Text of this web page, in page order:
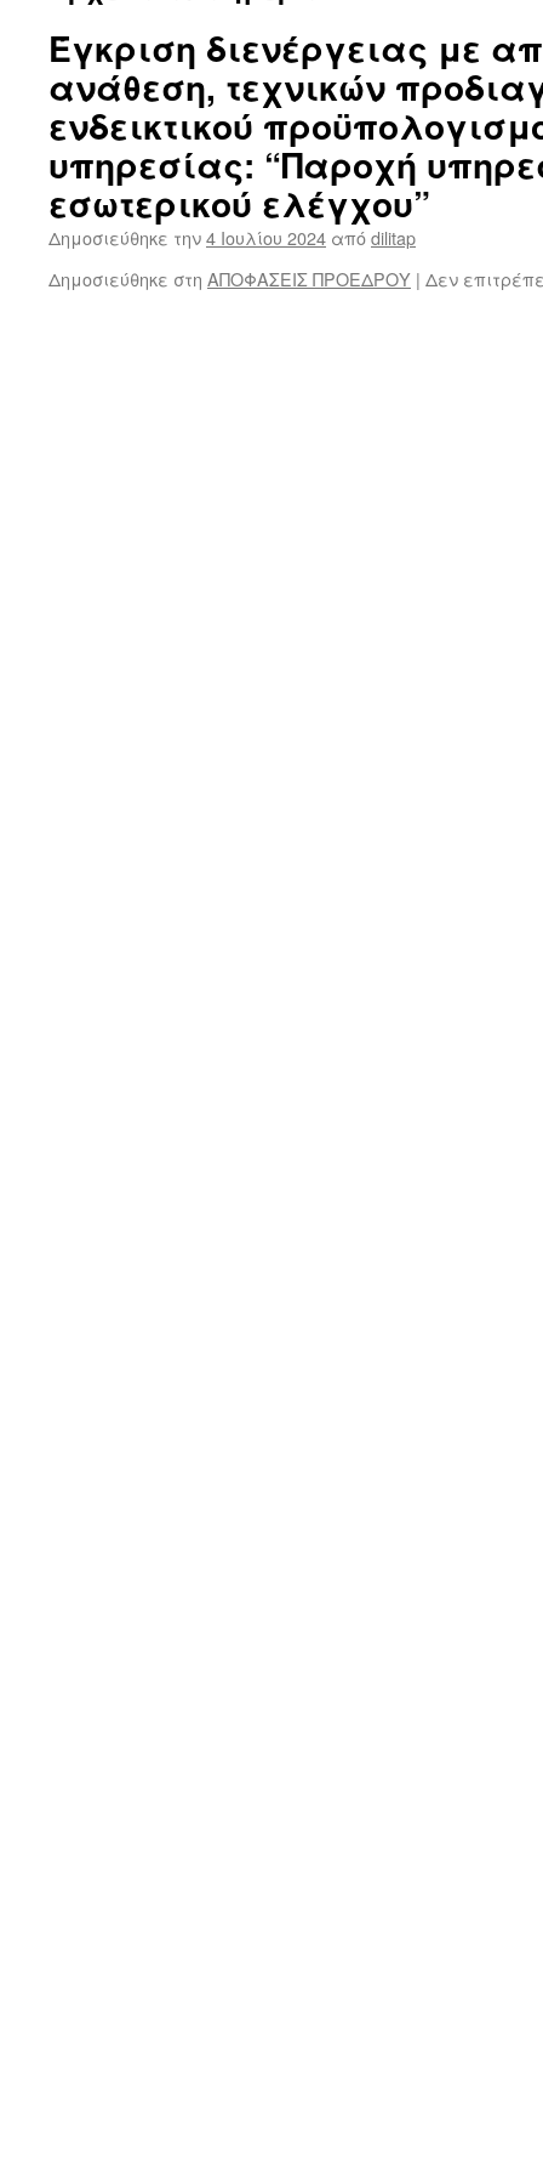
Έγκριση διενέργειας με
ανάθεση, τεχνικών
ενδεικτικού
υπηρεσίας: “Παροχή
εσωτερικού ελέγχου”
Δημοσιεύθηκε την4 Ιουλίου 2024 απόdilitap
Δημοσιεύθηκε στη ΑΠΟΦΑΣΕΙΣ ΠΡΟΕΔΡΟΥ | Δεν